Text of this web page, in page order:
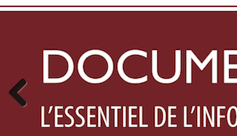
Previous